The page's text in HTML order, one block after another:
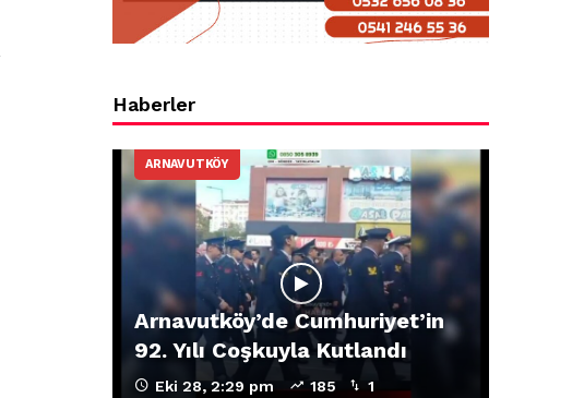
Haberler
ARNAVUTKÖY
Arnavutköy’de Cumhuriyet’in
92. Yılı Coşkuyla Kutlandı
Eki 28, 2:29 pm 185 1